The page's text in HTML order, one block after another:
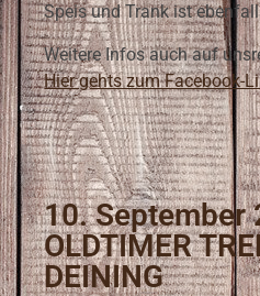
Speis und Trank ist
Weitere Infos auch auf
Hier gehts zum Facebook-
10. September
OLDTIMER
DEINING